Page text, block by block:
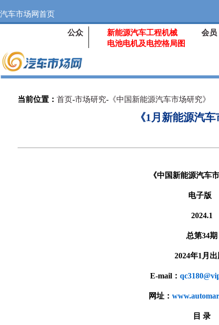
汽车市场网首页
公众 新能源汽车工程机械
会员
电池电机及电控格局图
当前位置： 首页-市场研究- 《中国新能源汽车市场研究》
《1月新能源汽
《中国新能源汽车
电子版
2024.1
总第34期
2024年1月
E-mail：
网址：
目 录